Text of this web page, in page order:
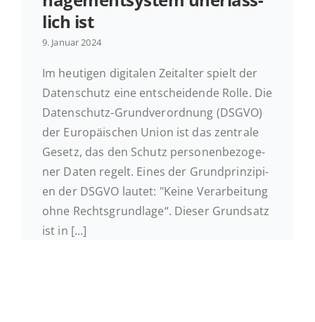
Kontakt
lich ist
9. Januar 2024
Im heu­ti­gen di­gi­ta­len Zeit­al­ter spielt der
Daten­schutz eine ent­schei­den­de Rolle. Die
Daten­schutz-Grund­ver­ord­nung (DSGVO)
der Eu­ro­päi­schen Union ist das zen­tra­le
Gesetz, das den Schutz per­so­nen­be­zo­ge­
ner Daten regelt. Eines der Grund­prin­zi­pi­
en der DSGVO lautet: "Keine Ver­ar­bei­tung
ohne Rechts­grund­la­ge“. Dieser Grund­satz
ist in [...]